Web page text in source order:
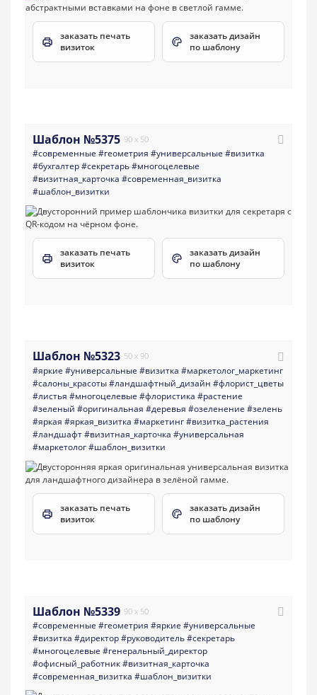
заказать печать
визиток
заказать дизайн
по шаблону
Шаблон №5375 90 x 50
#современные #геометрия #универсальные #визитка
#бухгалтер#секретарь#многоцелевые
#визитная_карточка #современная_визитка
#шаблон_визитки
заказать печать
визиток
заказать дизайн
по шаблону
Шаблон №5323 50 x 90
#яркие #универсальные #визитка #маркетолог_маркетинг
#салоны_красоты#ландшафтный_дизайн #флорист_цветы
#листья #многоцелевые #флористика #растение
#зеленый #оригинальная #деревья #озеленение #зелень
#яркая #яркая_визитка #маркетинг#визитка_растения
#ландшафт#визитная_карточка #универсальная
#маркетолог#шаблон_визитки
заказать печать
визиток
заказать дизайн
по шаблону
Шаблон №5339 90 x 50
#современные #геометрия #яркие #универсальные
#визитка #директор#руководитель#секретарь
#многоцелевые #генеральный_директор
#офисный_работник#визитная_карточка
#современная_визитка #шаблон_визитки